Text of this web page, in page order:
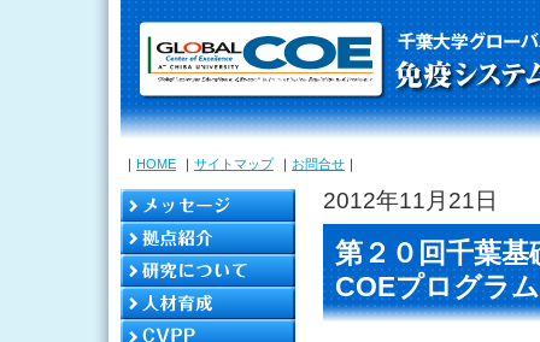
｜ HOME ｜ サイトマップ ｜ お問合せ ｜
2012年11月21日
第２０回千葉
COEプログラ